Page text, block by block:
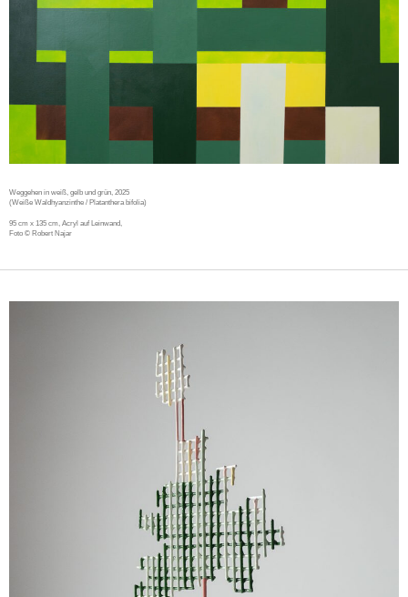
Weggehen in weiß, gelb und grün, 2025
(Weiße Waldhyanzinthe / Platanthera bifolia)
95 cm x 135 cm, Acryl auf Leinwand,
Foto © Robert Najar